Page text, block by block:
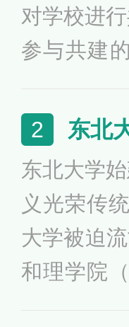
对学校进
参与共建
界一流大
党在新中
创办的第
2 东北
东北大学
义光荣传
大学被迫
和理学院